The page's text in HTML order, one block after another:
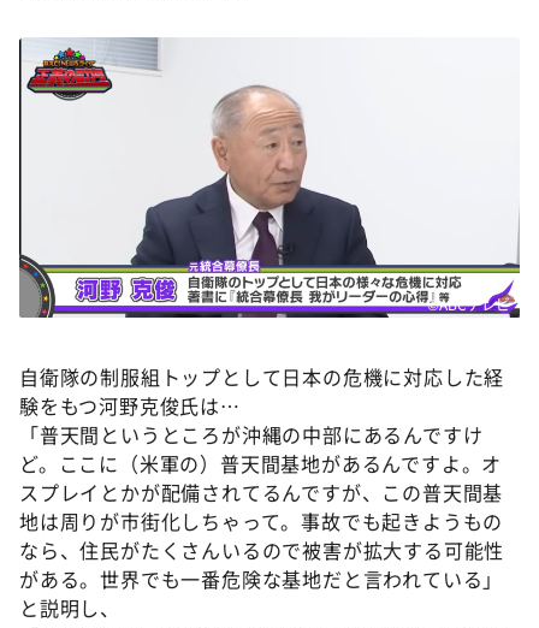
ザキ山小屋本館
ぺこぱのまるスポ
©ABCテレビ
自衛隊の制服組トップとして日本の危機に対応した経
験をもつ河野克俊氏は…
「普天間というところが沖縄の中部にあるんですけ
ど。ここに（米軍の）普天間基地があるんですよ。オ
スプレイとかが配備されてるんですが、この普天間基
地は周りが市街化しちゃって。事故でも起きようもの
なら、住民がたくさんいるので被害が拡大する可能性
がある。世界でも一番危険な基地だと言われている」
と説明し、